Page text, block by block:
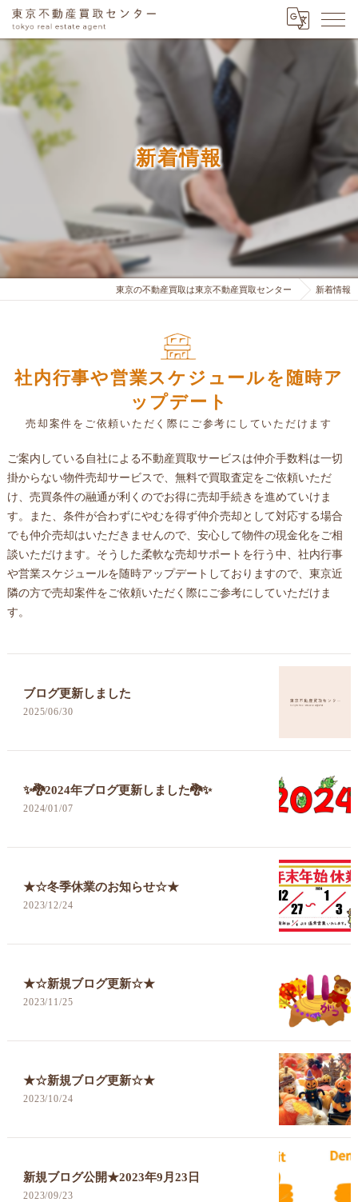
新着情報
東京の不動産買取は東京不動産買取センター 新着情報
社内行事や営業スケジュールを随時ア
ップデート
売却案件をご依頼いただく際にご参考にしていただけます
ご案内している自社による不動産買取サービスは仲介手数料は一切
掛からない物件売却サービスで、無料で買取査定をご依頼いただ
け、売買条件の融通が利くのでお得に売却手続きを進めていけま
す。また、条件が合わずにやむを得ず仲介売却として対応する場合
でも仲介売却はいただきませんので、安心して物件の現金化をご相
談いただけます。そうした柔軟な売却サポートを行う中、社内行事
や営業スケジュールを随時アップデートしておりますので、東京近
隣の方で売却案件をご依頼いただく際にご参考にしていただけま
す。
ブログ更新しました
2025/06/30
✨🐉2024年ブログ更新しました🐉✨
2024/01/07
★☆冬季休業のお知らせ☆★
2023/12/24
★☆新規ブログ更新☆★
2023/11/25
★☆新規ブログ更新☆★
2023/10/24
新規ブログ公開★2023年9月23日
2023/09/23